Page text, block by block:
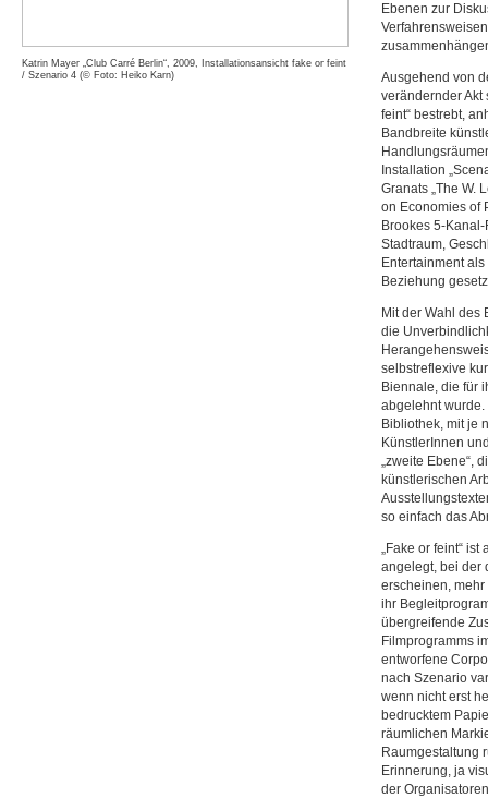
Ebenen zur
Ausgehend von
verändernder Akt
feint“ bestrebt,
Bandbreite
Installation
Granats „The W.
on Economies of
Brookes 5-
Stadtraum,
Entertainment
Beziehung
Mit der Wahl des
die
selbstreflexive
Biennale, die für
abgelehnt wurde.
Bibliothek, mit je
KünstlerInnen
„zweite Ebene“,
künstlerischen
so einfach das
„Fake or feint“
angelegt, bei der
erscheinen,
ihr
übergreifende
Filmprogramms
entworfene
nach Szenario
wenn nicht erst
bedrucktem
räumlichen
Raumgestaltung
Erinnerung, ja
der
Katrin Mayer „Club Carré Berlin“, 2009, Installationsansicht fake or feint
/ Szenario 4 (© Foto: Heiko Karn)